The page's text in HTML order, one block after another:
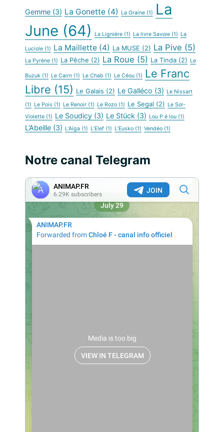
Gemme (3) La Gonette (4) La Graine (1)
La
June (64) La Lignière (1) La livre Savoie (1) La
Luciole (1) La Maillette (4) La MUSE (2) La Pive (5)
La Pyrène (1) La Pêche (2) La Roue (5) La Tinda (2) Le
Buzuk (1) Le Cairn (1) Le Chab (1) Le Céou (1)
Le Franc
Libre (15) Le Galais (2) Le Galléco (3) Le Nissart
(1) Le Pois (1) Le Renoir (1) Le Rozo (1) Le Segal (2) Le Sol-
Violette (1) Le Soudicy (3) Le Stück (3) Lou P é lou (1)
L’Abeille (3) L’Aïga (1) L’Elef (1) L’Eusko (1) Vendéo (1)
Notre canal Telegram